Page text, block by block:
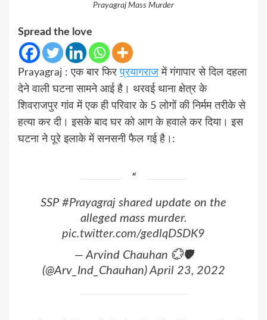
Prayagraj Mass Murder
Spread the love
Prayagraj : एक बार फिरप्रयागराज में गंगापार से दिल दहला
देने वाली घटना सामने आई है। थरवई थाना क्षेत्र के
शिवराजपुर गांव में एक ही परिवार के 5 लोगों की निर्मम तरीके से
हत्या कर दी। इसके बाद घर को आग के हवाले कर दिया। इस
घटना ने पूरे इलाके में सनसनी फैल गई है।:
SSP #Prayagraj shared update on the
alleged mass murder.
pic.twitter.com/gedlqDSDK9
— Arvind Chauhan 💮🛡️
(@Arv_Ind_Chauhan) April 23, 2022